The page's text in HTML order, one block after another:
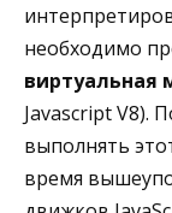
необходимо
виртуальная
Javascript V8).
выполнять
время